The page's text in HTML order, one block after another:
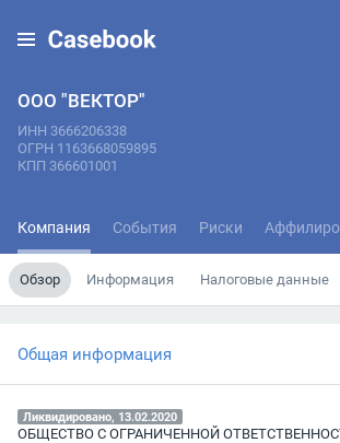
ООО "ВЕКТОР"
ИНН 3666206338
ОГРН 1163668059895
КПП 366601001
Компания События Риски
Обзор Информация Налоговые данные
Общая информация
Ликвидировано, 13.02.2020
ОБЩЕСТВО С ОГРАНИЧЕННОЙ